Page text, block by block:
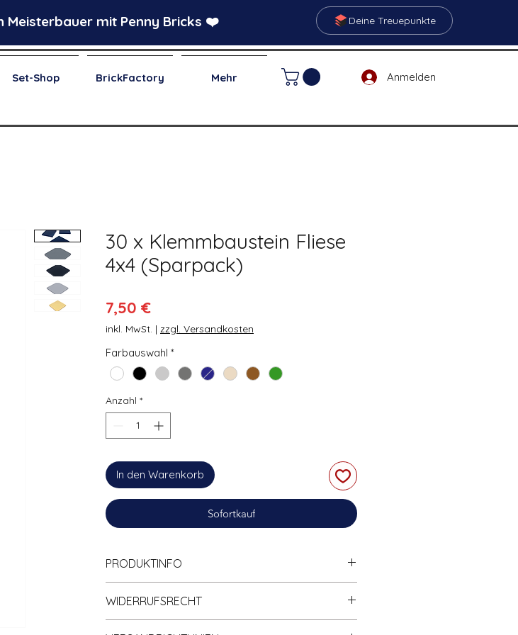
Meisterbauer mit Penny Bricks ❤️ Deine Treuepunkte
Set-Shop BrickFactory Mehr Anmelden
30 x Klemmbaustein Fliese
4x4 (Sparpack)
7,50 €Preis
inkl. MwSt. | zzgl. Versandkosten
Farbauswahl *
Anzahl *
In den Warenkorb
Sofortkauf
PRODUKTINFO
Klemmbausteinmarken.
Hohe Qualität; Hohe Klemmkraft;
WIDERRUFSRECHT